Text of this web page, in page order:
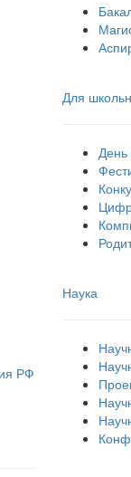
РФ
Для
День
Наука